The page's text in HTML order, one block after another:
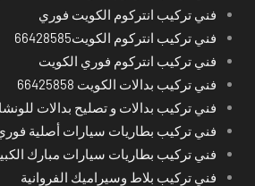
فني تركيب انتركوم الكويت فوري
فني تركيب انتركوم الكويت66428585
فني تركيب انتركوم فوري الكويت
فني تركيب بدالات الكويت 66425858
فني تركيب بدالات و تصليح بدالات
فني تركيب بطاريات سيارات أصلية
فني تركيب بطاريات سيارات مبارك
فني تركيب بلاط وسيراميك الفروانية